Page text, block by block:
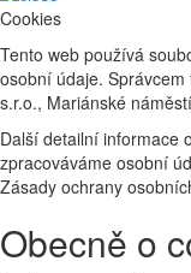
Cookies
Tento web používá
osobní údaje.
s.r.o., Mariánské
Další detailní informace
zpracováváme osobní
Zásady ochrany
Obecně o